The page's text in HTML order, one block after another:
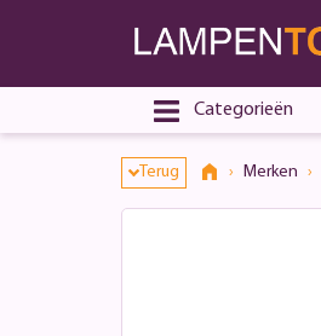
Categorieën
Terug Merken